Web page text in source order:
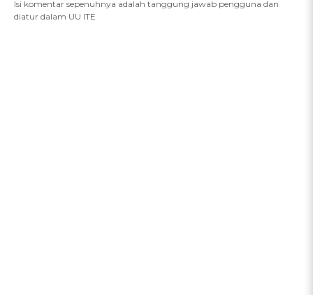
Isi komentar sepenuhnya adalah tanggung jawab pengguna dan
diatur dalam UU ITE